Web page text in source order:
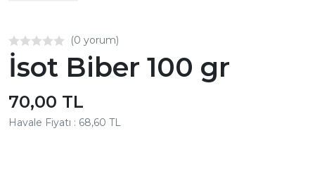
(0 yorum)
İsot Biber 100 gr
70,00 TL
Havale Fiyatı : 68,60 TL